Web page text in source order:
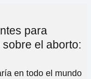
para
el aborto:
en todo el mundo